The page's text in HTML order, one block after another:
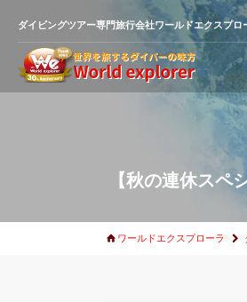
【秋の連休ス
ワールドエクスプローラ
ダイビングツアー専門旅行会社ワールドエクスプロ